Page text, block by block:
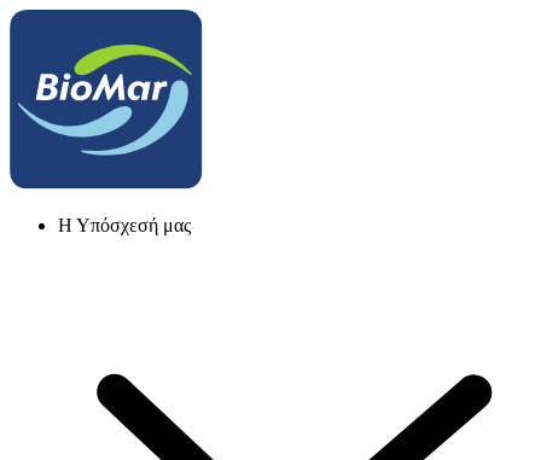
Η Υπόσχεσή μας